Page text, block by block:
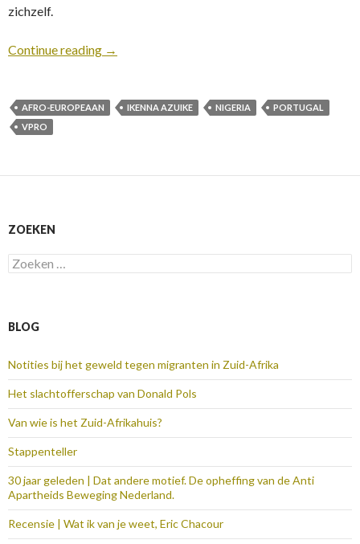
zichzelf.
Continue reading →
AFRO-EUROPEAAN IKENNA AZUIKE NIGERIA
PORTUGAL
VPRO
ZOEKEN
Zoeken
naar:
BLOG
Notities bij het geweld tegen migranten in Zuid-Afrika
Het slachtofferschap van Donald Pols
Van wie is het Zuid-Afrikahuis?
Stappenteller
30 jaar geleden | Dat andere motief. De opheffing van de Anti
Apartheids Beweging Nederland.
Recensie | Wat ik van je weet, Eric Chacour